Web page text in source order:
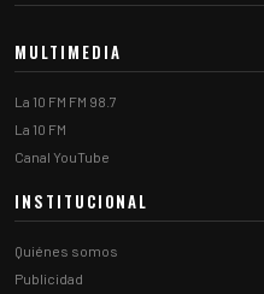
MULTIMEDIA
La 10 FM FM 98.7
La 10 FM
Canal YouTube
INSTITUCIONAL
Quiénes somos
Publicidad